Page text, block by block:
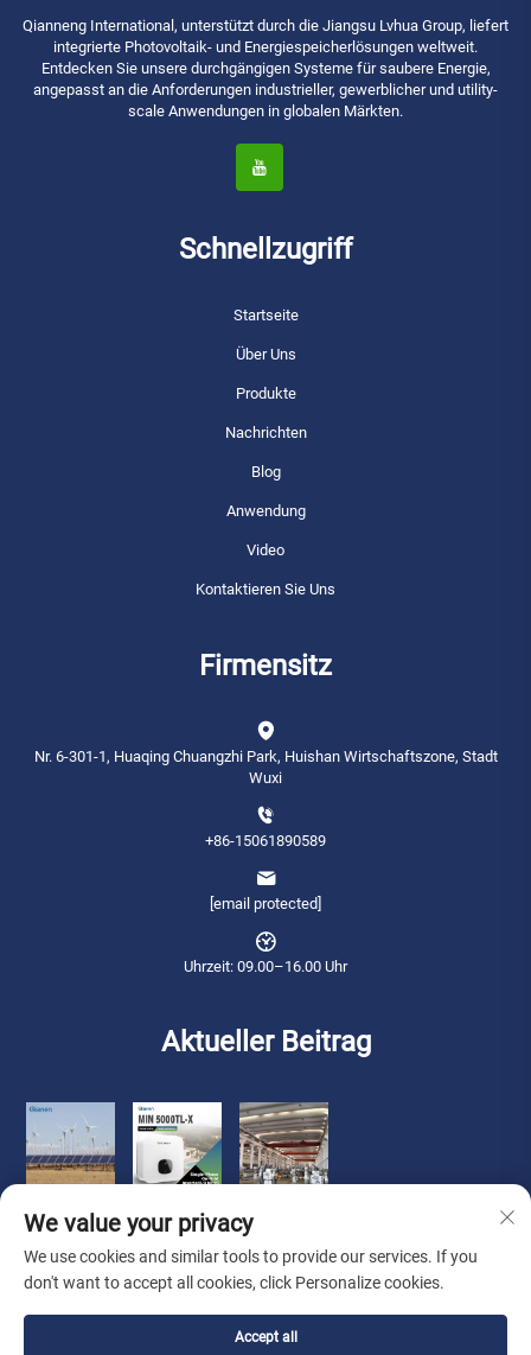
Qianneng International, unterstützt durch die Jiangsu Lvhua Group, liefert
integrierte Photovoltaik- und Energiespeicherlösungen weltweit.
Entdecken Sie unsere durchgängigen Systeme für saubere Energie,
angepasst an die Anforderungen industrieller, gewerblicher und utility-
scale Anwendungen in globalen Märkten.
Schnellzugriff
Startseite
Über Uns
Produkte
Nachrichten
Blog
Anwendung
Video
Kontaktieren Sie Uns
Firmensitz
Nr. 6-301-1, Huaqing Chuangzhi Park, Huishan Wirtschaftszone, Stadt
Wuxi
+86-15061890589
[email protected]
Uhrzeit: 09.00–16.00 Uhr
Aktueller Beitrag
Copyright © 2026 Qianneng International Trade (wuxi) Co., Ltd. Alle Rechte
We value your privacy
We use cookies and similar tools to provide our services. If you
don't want to accept all cookies, click Personalize cookies.
Accept all